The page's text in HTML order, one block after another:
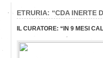
ETRURIA: “CDA INERTE
IL CURATORE: “IN 9 MESI